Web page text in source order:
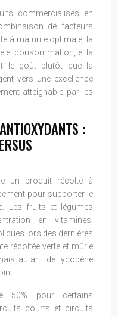
commercialisés en
de facteurs
à maturité optimale, la
et consommation, et la
le goût plutôt que la
vers une excellence
atteignable par les
:
un produit récolté à
pour supporter le
Les fruits et légumes
en vitamines,
lors des dernières
récoltée verte et mûrie
autant de lycopène
50% pour certains
courts et circuits